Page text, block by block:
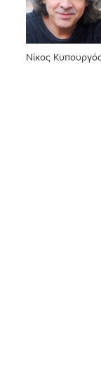
Νίκος